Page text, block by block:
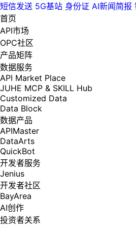
短信发送 5G基站 身份证 AI新闻简报
首页
API市场
OPC社区
产品矩阵
数据服务
API Market Place
JUHE MCP & SKILL Hub
Customized Data
Data Block
数据产品
APIMaster
DataArts
QuickBot
开发者服务
Jenius
开发者社区
BayArea
AI创作
投资者关系